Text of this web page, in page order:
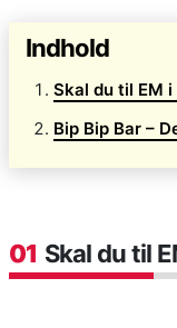
Indhold
Skal du til EM
Bip Bip Bar –
01 Skal du til